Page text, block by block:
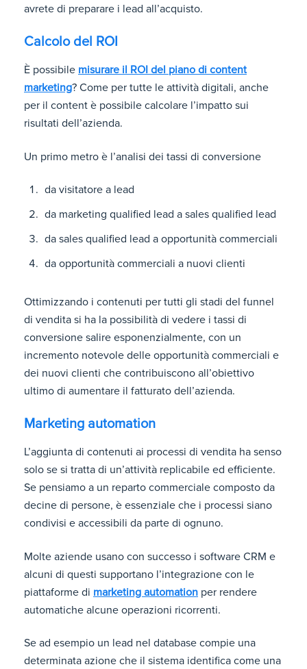
avrete di preparare i lead all’acquisto.
Calcolo del ROI
È possibile misurare il ROI del piano di content
marketing? Come per tutte le attività digitali, anche
per il content è possibile calcolare l’impatto sui
risultati dell’azienda.
Un primo metro è l’analisi dei tassi di conversione
da visitatore a lead
da marketing qualified lead a sales qualified lead
da sales qualified lead a opportunità commerciali
da opportunità commerciali a nuovi clienti
Ottimizzando i contenuti per tutti gli stadi del funnel
di vendita si ha la possibilità di vedere i tassi di
conversione salire esponenzialmente, con un
incremento notevole delle opportunità commerciali e
dei nuovi clienti che contribuiscono all’obiettivo
ultimo di aumentare il fatturato dell’azienda.
Marketing automation
L’aggiunta di contenuti ai processi di vendita ha senso
solo se si tratta di un’attività replicabile ed efficiente.
Se pensiamo a un reparto commerciale composto da
decine di persone, è essenziale che i processi siano
condivisi e accessibili da parte di ognuno.
Molte aziende usano con successo i software CRM e
alcuni di questi supportano l’integrazione con le
piattaforme di marketing automation per rendere
automatiche alcune operazioni ricorrenti.
Se ad esempio un lead nel database compie una
determinata azione che il sistema identifica come una